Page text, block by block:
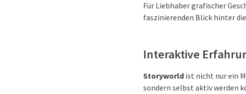
Für Liebhaber grafischer
faszinierenden Blick hinter
Interaktive
Storyworld ist nicht nur ein
sondern selbst aktiv werden